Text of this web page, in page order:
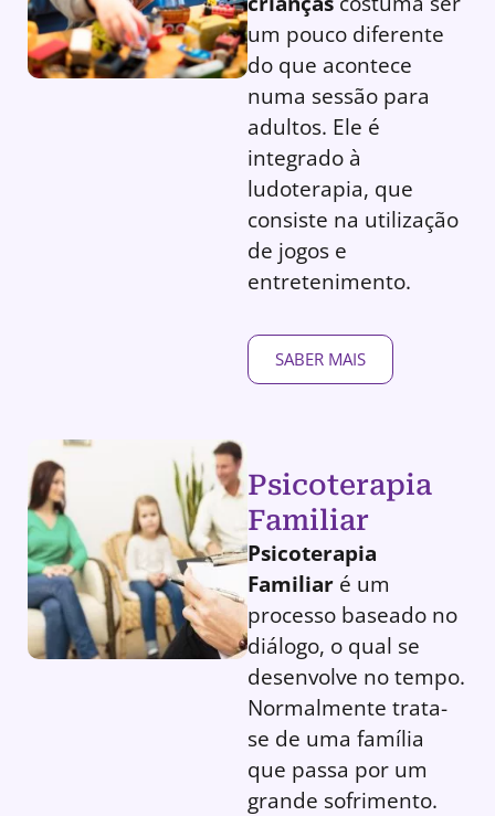
um pouco diferente
do que acontece
numa sessão para
adultos. Ele é
integrado à
ludoterapia, que
consiste na utilização
de jogos e
entretenimento.
SABER MAIS
Psicoterapia
Familiar
Psicoterapia
Familiar é um
processo baseado no
diálogo, o qual se
desenvolve no tempo.
Normalmente trata-
se de uma família
que passa por um
grande sofrimento.